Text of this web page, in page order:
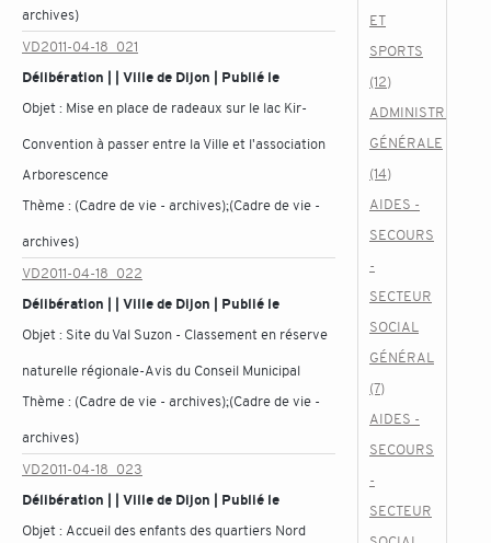
archives)
VD2011-04-18_021
Délibération | | Ville de Dijon | Publié le
Objet : Mise en place de radeaux sur le lac Kir-
Convention à passer entre la Ville et l'association
Arborescence
Thème : (Cadre de vie - archives);(Cadre de vie -
archives)
VD2011-04-18_022
Délibération | | Ville de Dijon | Publié le
Objet : Site du Val Suzon - Classement en réserve
naturelle régionale-Avis du Conseil Municipal
Thème : (Cadre de vie - archives);(Cadre de vie -
archives)
VD2011-04-18_023
Délibération | | Ville de Dijon | Publié le
Objet : Accueil des enfants des quartiers Nord
ET
SPORTS
(12)
ADMINISTRATION
GÉNÉRALE
(14)
AIDES -
SECOURS
-
SECTEUR
SOCIAL
GÉNÉRAL
(7)
AIDES -
SECOURS
-
SECTEUR